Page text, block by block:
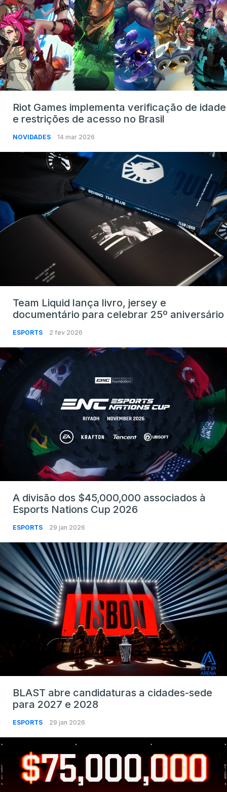
Riot Games implementa verificação de idade
e restrições de acesso no Brasil
NOVIDADES 14 mar 2026
Team Liquid lança livro, jersey e
documentário para celebrar 25º aniversário
ESPORTS 2 fev 2026
A divisão dos $45,000,000 associados à
Esports Nations Cup 2026
ESPORTS 29 jan 2026
BLAST abre candidaturas a cidades-sede
para 2027 e 2028
ESPORTS 29 jan 2026